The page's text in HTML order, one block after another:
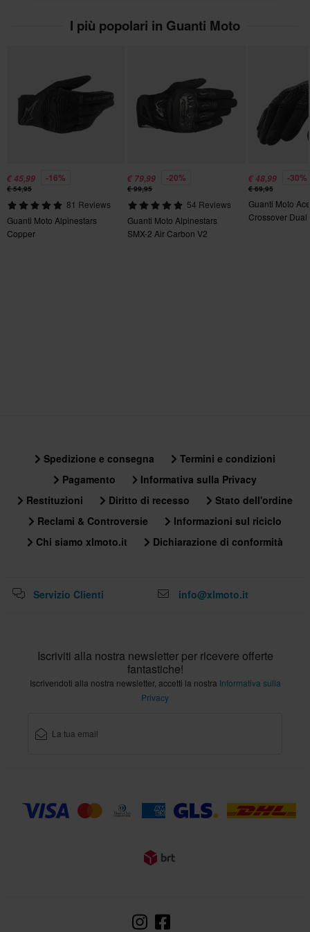
135 x 165 x 60 mm
M
125 x 205 x 45 mm
Standard di certificazione
I più popolari in Guanti Moto
€ 45,99 -16%
€ 54,95
81 Reviews
Guanti Moto Alpinestars
Copper
€ 79,99 -20%
€ 99,95
54 Reviews
Guanti Moto Alpinestars
SMX-2 Air Carbon V2
€ 48,99 -30%
€ 69,95
Guanti Moto
Crossover Dual
Spedizione e consegna
Termini e condizioni
Pagamento
Informativa sulla Privacy
Restituzioni
Diritto di recesso
Stato dell'ordine
Reclami & Controversie
Informazioni sul riciclo
Chi siamo xlmoto.it
Dichiarazione di conformità
Servizio Clienti info@xlmoto.it
Iscriviti alla nostra newsletter per ricevere offerte
fantastiche!
Iscrivendoti alla nostra newsletter, accetti la nostra Informativa sulla
Privacy